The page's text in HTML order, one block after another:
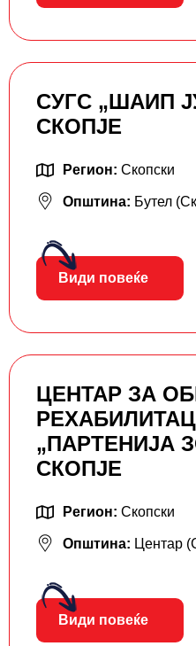
СУГС „ШАИП
СКОПЈЕ
Регион: Скопски
Општина: Бутел
Види повеќе
ЦЕНТАР ЗА
„ПАРТЕНИЈА
СКОПЈЕ
Регион: Скопски
Општина: Центар
Види повеќе